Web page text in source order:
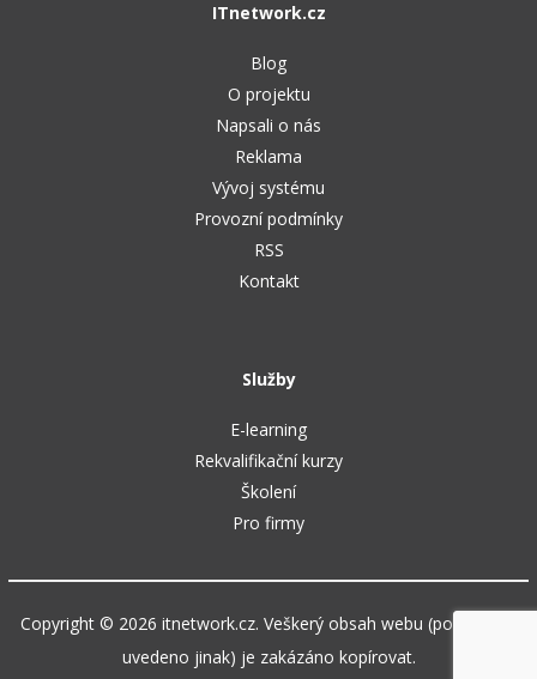
ITnetwork.cz
Blog
O projektu
Napsali o nás
Reklama
Vývoj systému
Provozní podmínky
RSS
Kontakt
Služby
E-learning
Rekvalifikační kurzy
Školení
Pro firmy
Copyright © 2026 itnetwork.cz. Veškerý obsah webu (pokud není
uvedeno jinak) je zakázáno kopírovat.